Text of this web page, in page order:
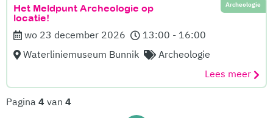
Het Meldpunt Archeologie op
locatie!
wo 23 december 2026
13:00 - 16:00
Waterliniemuseum Bunnik
Archeologie
Archeologie
Lees meer
Pagina 4 van 4